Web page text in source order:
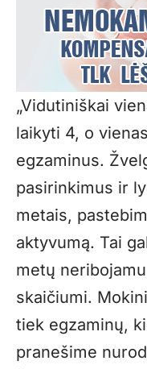
„Vidutiniškai
laikyti 4, o
egzaminus.
pasirinkimus ir
metais,
aktyvumą. Tai
metų
skaičiumi.
tiek egzaminų,
pranešime